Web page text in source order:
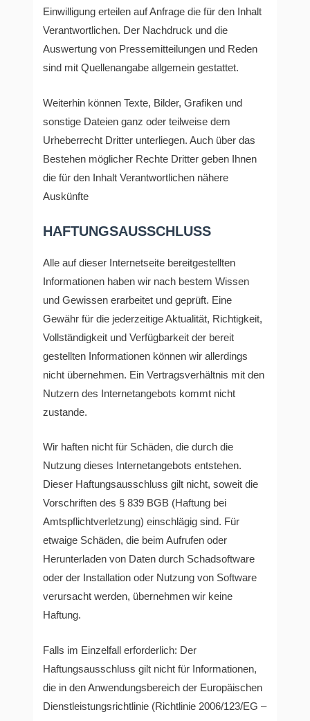
Einwilligung erteilen auf Anfrage die für den Inhalt
Verantwortlichen. Der Nachdruck und die
Auswertung von Pressemitteilungen und Reden
sind mit Quellenangabe allgemein gestattet.
Weiterhin können Texte, Bilder, Grafiken und
sonstige Dateien ganz oder teilweise dem
Urheberrecht Dritter unterliegen. Auch über das
Bestehen möglicher Rechte Dritter geben Ihnen
die für den Inhalt Verantwortlichen nähere
Auskünfte
HAFTUNGSAUSSCHLUSS
Alle auf dieser Internetseite bereitgestellten
Informationen haben wir nach bestem Wissen
und Gewissen erarbeitet und geprüft. Eine
Gewähr für die jederzeitige Aktualität, Richtigkeit,
Vollständigkeit und Verfügbarkeit der bereit
gestellten Informationen können wir allerdings
nicht übernehmen. Ein Vertragsverhältnis mit den
Nutzern des Internetangebots kommt nicht
zustande.
Wir haften nicht für Schäden, die durch die
Nutzung dieses Internetangebots entstehen.
Dieser Haftungsausschluss gilt nicht, soweit die
Vorschriften des § 839 BGB (Haftung bei
Amtspflichtverletzung) einschlägig sind. Für
etwaige Schäden, die beim Aufrufen oder
Herunterladen von Daten durch Schadsoftware
oder der Installation oder Nutzung von Software
verursacht werden, übernehmen wir keine
Haftung.
Falls im Einzelfall erforderlich: Der
Haftungsausschluss gilt nicht für Informationen,
die in den Anwendungsbereich der Europäischen
Dienstleistungsrichtlinie (Richtlinie 2006/123/EG –